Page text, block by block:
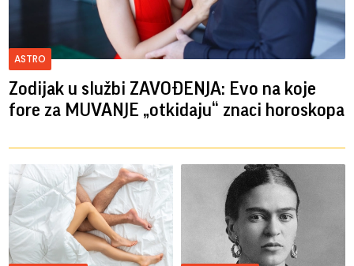
ASTRO
Zodijak u službi ZAVOĐENJA: Evo na koje
fore za MUVANJE „otkidaju“ znaci horoskopa